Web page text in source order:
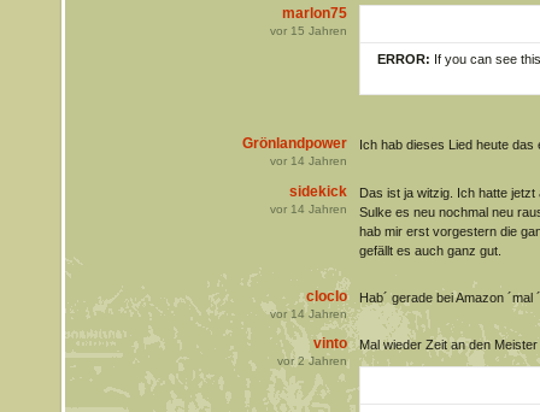
marlon75
vor 15 Jahren
ERROR: If you can see
Grönlandpower
vor 14 Jahren
Ich hab dieses Lied heute
sidekick
vor 14 Jahren
Das ist ja witzig. Ich hatte
Sulke es neu nochmal neu
hab mir erst vorgestern die
gefällt es auch ganz gut.
cloclo
vor14Jahren
Hab´ gerade bei Amazon
vinto
vor2Jahren
Mal wieder Zeit an den